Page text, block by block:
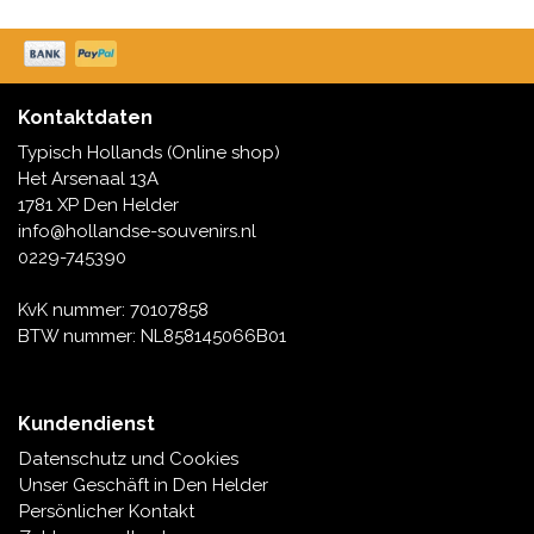
Grüße & Postkarten
Artikel des Königshauses
Stecknadeln - Stecknadeln
Wandteller - Bunt und Delfter Blau
Salz-und Pfefferstreuer
Delfter blaue Magnete
Kontaktdaten
Typisch Hollands (Online shop)
Het Arsenaal 13A
1781 XP Den Helder
info@hollandse-souvenirs.nl
0229-745390
KvK nummer: 70107858
BTW nummer: NL858145066B01
Kundendienst
Datenschutz und Cookies
Unser Geschäft in Den Helder
Persönlicher Kontakt